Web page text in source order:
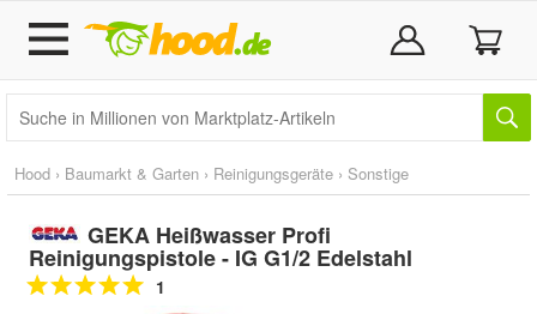
Hood › Baumarkt & Garten › Reinigungsgeräte › Sonstige
GEKA Heißwasser Profi
Reinigungspistole - IG G1/2 Edelstahl
1